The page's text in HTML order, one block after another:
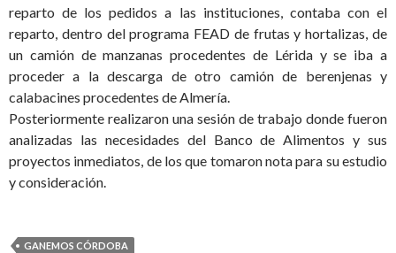
reparto de los pedidos a las instituciones, contaba con el
reparto, dentro del programa FEAD de frutas y hortalizas, de
un camión de manzanas procedentes de Lérida y se iba a
proceder a la descarga de otro camión de berenjenas y
calabacines procedentes de Almería.
Posteriormente realizaron una sesión de trabajo donde fueron
analizadas las necesidades del Banco de Alimentos y sus
proyectos inmediatos, de los que tomaron nota para su estudio
y consideración.
GANEMOS CÓRDOBA